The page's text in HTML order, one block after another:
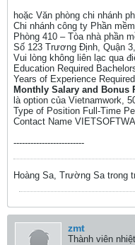
hoặc Văn phòng chi nhánh
Chi nhánh công ty Phần
Phòng 410 – Tòa nhà phần
Số 123 Trương Định, Quận
Vui lòng không liên lạc qua
Education Required
Years of Experience
Monthly Salary and Bonus
là option của Vietnamwork,
Type of Position Full-Time
Contact Name
-------------------------
Hoàng Sa, Trường Sa trong
zmt
Thành viên